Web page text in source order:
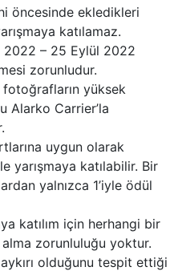
öncesinde ekledikleri
katılamaz.
2022 – 25 Eylül 2022
zorunludur.
fotoğrafların yüksek
Alarko Carrier’la
uygun olarak
yarışmaya katılabilir. Bir
yalnızca 1’iyle ödül
katılım için herhangi bir
zorunluluğu yoktur.
olduğunu tespit ettiği